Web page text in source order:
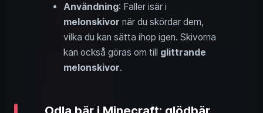
Användning: Faller isär i
melonskivor när du skördar dem,
vilka du kan sätta ihop igen. Skivorna
kan också göras om till glittrande
melonskivor.